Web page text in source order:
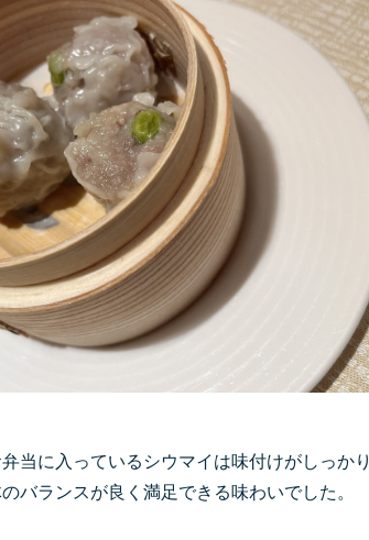
当に入っているシウマイは味付けがしっかり
バランスが良く満足できる味わいでした。